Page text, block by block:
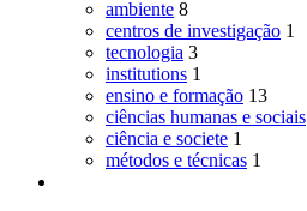
ambiente 8
centros de investigação 1
tecnologia 3
institutions 1
ensino e formação 13
ciências humanas e sociais
ciência e societe 1
métodos e técnicas 1